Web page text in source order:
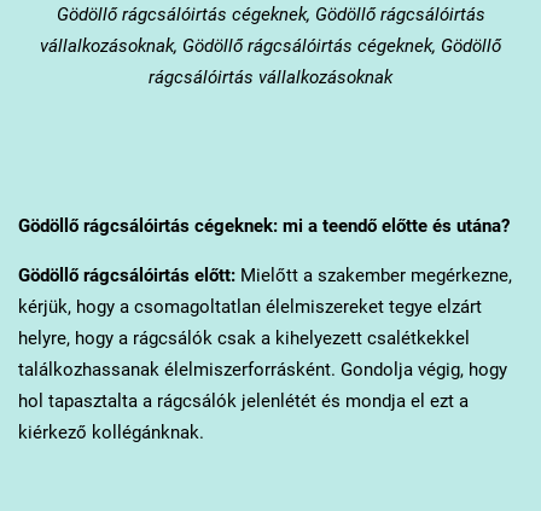
Gödöllőrágcsálóirtás cégeknek, Gödöllő rágcsálóirtás
vállalkozásoknak, Gödöllő rágcsálóirtás cégeknek, Gödöllő
rágcsálóirtás vállalkozásoknak
Gödöllőrágcsálóirtás cégeknek: mi a teendő előtte és utána?
Gödöllőrágcsálóirtás előtt:Mielőtt a szakember megérkezne,
kérjük, hogy a csomagoltatlan élelmiszereket tegye elzárt
helyre, hogy a rágcsálók csak a kihelyezett csalétkekkel
találkozhassanak élelmiszerforrásként. Gondolja végig, hogy
hol tapasztalta a rágcsálók jelenlétét és mondja el ezt a
kiérkező kollégánknak.